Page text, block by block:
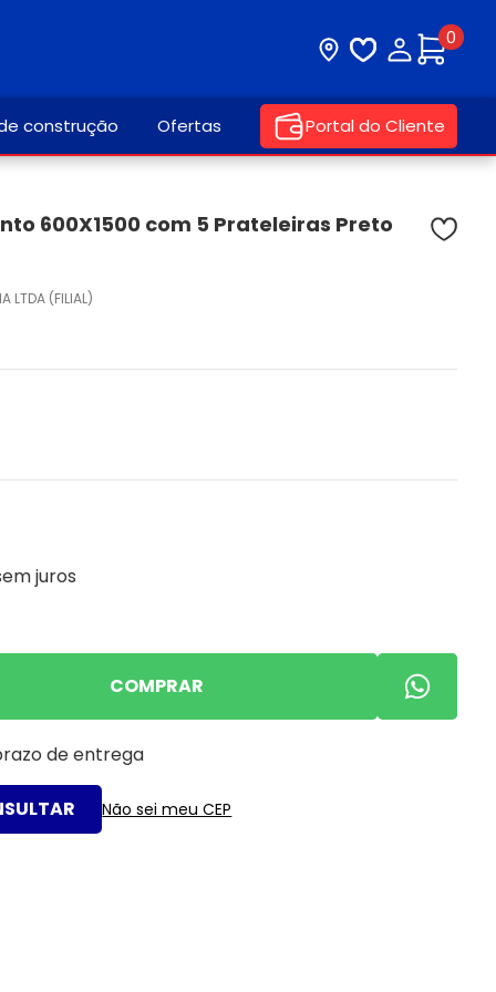
Visite nossa loja
Lista deMinha
0
construção Ofertas Portal do Cliente
600X1500 com 5 Prateleiras Preto
LTDA (FILIAL)
juros
COMPRAR
de entrega
Não sei meu CEP